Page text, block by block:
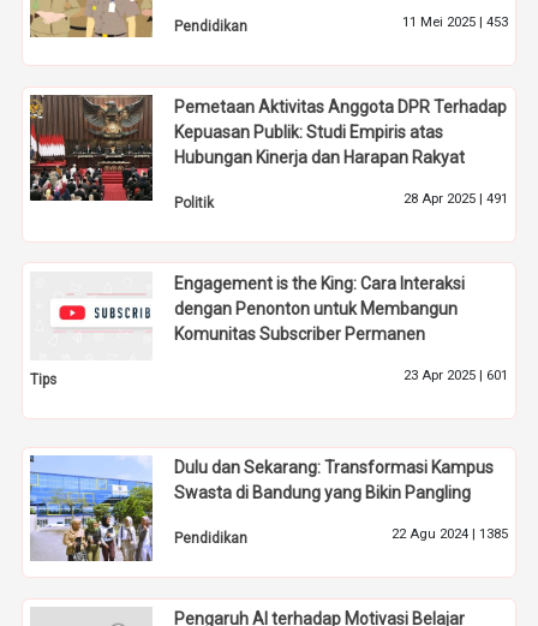
Pendidikan 11 Mei 2025 | 453
Pemetaan Aktivitas Anggota DPR Terhadap
Kepuasan Publik: Studi Empiris atas
Hubungan Kinerja dan Harapan Rakyat
Politik 28 Apr 2025 | 491
Engagement is the King: Cara Interaksi
dengan Penonton untuk Membangun
Komunitas Subscriber Permanen
Tips 23 Apr 2025 | 601
Dulu dan Sekarang: Transformasi Kampus
Swasta di Bandung yang Bikin Pangling
Pendidikan 22 Agu 2024 | 1385
Pengaruh AI terhadap Motivasi Belajar